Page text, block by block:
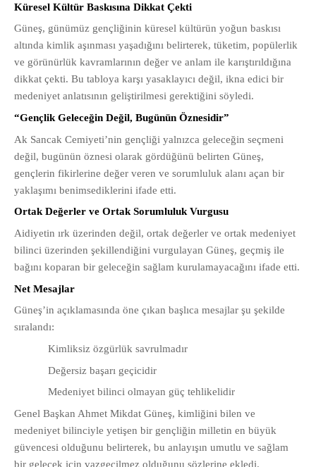
Küresel Kültür Baskısına Dikkat Çekti
Güneş, günümüz gençliğinin küresel kültürün yoğun baskısı
altında kimlik aşınması yaşadığını belirterek, tüketim, popülerlik
ve görünürlük kavramlarının değer ve anlam ile karıştırıldığına
dikkat çekti. Bu tabloya karşı yasaklayıcı değil, ikna edici bir
medeniyet anlatısının geliştirilmesi gerektiğini söyledi.
“Gençlik Geleceğin Değil, Bugünün Öznesidir”
Ak Sancak Cemiyeti’nin gençliği yalnızca geleceğin seçmeni
değil, bugünün öznesi olarak gördüğünü belirten Güneş,
gençlerin fikirlerine değer veren ve sorumluluk alanı açan bir
yaklaşımı benimsediklerini ifade etti.
Ortak Değerler ve Ortak Sorumluluk Vurgusu
Aidiyetin ırk üzerinden değil, ortak değerler ve ortak medeniyet
bilinci üzerinden şekillendiğini vurgulayan Güneş, geçmiş ile
bağını koparan bir geleceğin sağlam kurulamayacağını ifade etti.
Net Mesajlar
Güneş’in açıklamasında öne çıkan başlıca mesajlar şu şekilde
sıralandı:
Kimliksiz özgürlük savrulmadır
Değersiz başarı geçicidir
Medeniyet bilinci olmayan güç tehlikelidir
Genel Başkan Ahmet Mikdat Güneş, kimliğini bilen ve
medeniyet bilinciyle yetişen bir gençliğin milletin en büyük
güvencesi olduğunu belirterek, bu anlayışın umutlu ve sağlam
bir gelecek için vazgeçilmez olduğunu sözlerine ekledi.